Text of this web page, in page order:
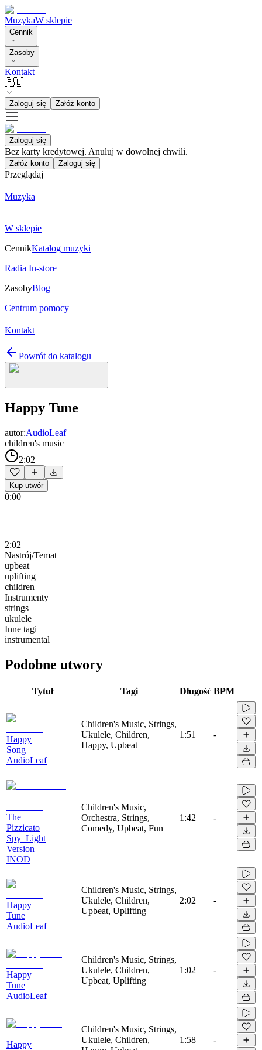
MuzykaW sklepie
Cennik
Zasoby
Kontakt
🇵🇱
Zaloguj się Załóż konto
Zaloguj się
Bez karty kredytowej. Anuluj w dowolnej chwili.
Załóż konto Zaloguj się
Przeglądaj
Muzyka
W sklepie
CennikKatalog muzyki
Radia In-store
ZasobyBlog
Centrum pomocy
Kontakt
Powrót do katalogu
Happy Tune
autor:AudioLeaf
children's music
2:02
Kup utwór
0:00
2:02
Nastrój/Temat
upbeat
uplifting
children
Instrumenty
strings
ukulele
Inne tagi
instrumental
Podobne utwory
Tytuł Tagi Długość BPM
Happy
Song
AudioLeaf
Children's Music, Strings,
Ukulele, Children,
Happy, Upbeat
1:51 -
The
Pizzicato
Spy_Light
Version
INOD
Children's Music,
Orchestra, Strings,
Comedy, Upbeat, Fun
1:42 -
Happy
Tune
AudioLeaf
Children's Music, Strings,
Ukulele, Children,
Upbeat, Uplifting
2:02 -
Happy
Tune
AudioLeaf
Children's Music, Strings,
Ukulele, Children,
Upbeat, Uplifting
1:02 -
Happy
Children's Music, Strings,
Ukulele, Children,
1:58 -